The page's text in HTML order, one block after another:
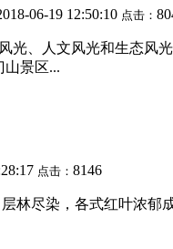
06-19 12:50:10 点击：
、人文风光和生态风
景区...
点击： 8146
林尽染，各式红叶浓